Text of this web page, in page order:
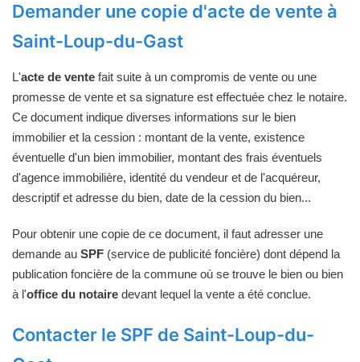
Demander une copie d'acte de vente à
Saint-Loup-du-Gast
L'acte de vente fait suite à un compromis de vente ou une
promesse de vente et sa signature est effectuée chez le notaire.
Ce document indique diverses informations sur le bien
immobilier et la cession : montant de la vente, existence
éventuelle d'un bien immobilier, montant des frais éventuels
d'agence immobilière, identité du vendeur et de l'acquéreur,
descriptif et adresse du bien, date de la cession du bien...
Pour obtenir une copie de ce document, il faut adresser une
demande au SPF (service de publicité foncière) dont dépend la
publication foncière de la commune où se trouve le bien ou bien
à l'office du notaire devant lequel la vente a été conclue.
Contacter le SPF de Saint-Loup-du-